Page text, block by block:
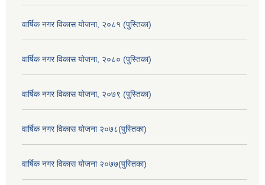
वार्षिक नगर विकास योजना, २०८१ (पुस्तिका)
वार्षिक नगर विकास योजना, २०८० (पुस्तिका)
वार्षिक नगर विकास योजना, २०७९ (पुस्तिका)
वार्षिक नगर विकास योजना २०७८(पुस्तिका)
वार्षिक नगर विकास योजना २०७७(पुस्तिका)